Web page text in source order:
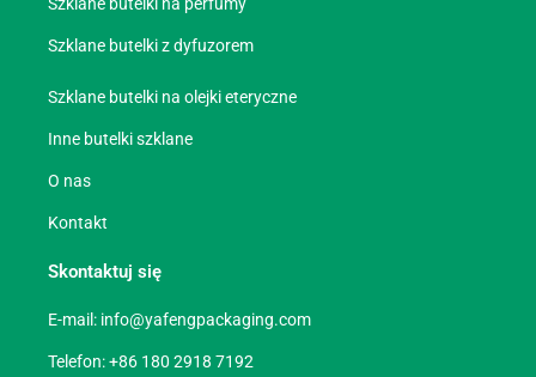
Szklane butelki z dyfuzorem
Szklane butelki na olejki eteryczne
Inne butelki szklane
O nas
Kontakt
Skontaktuj się
E-mail: info@yafengpackaging.com
Telefon: +86 180 2918 7192